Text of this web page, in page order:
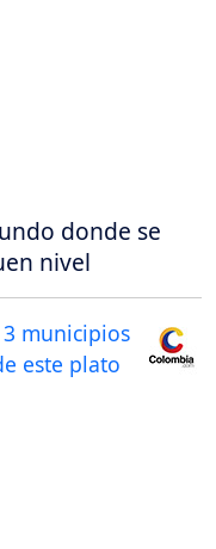
donde se
nivel